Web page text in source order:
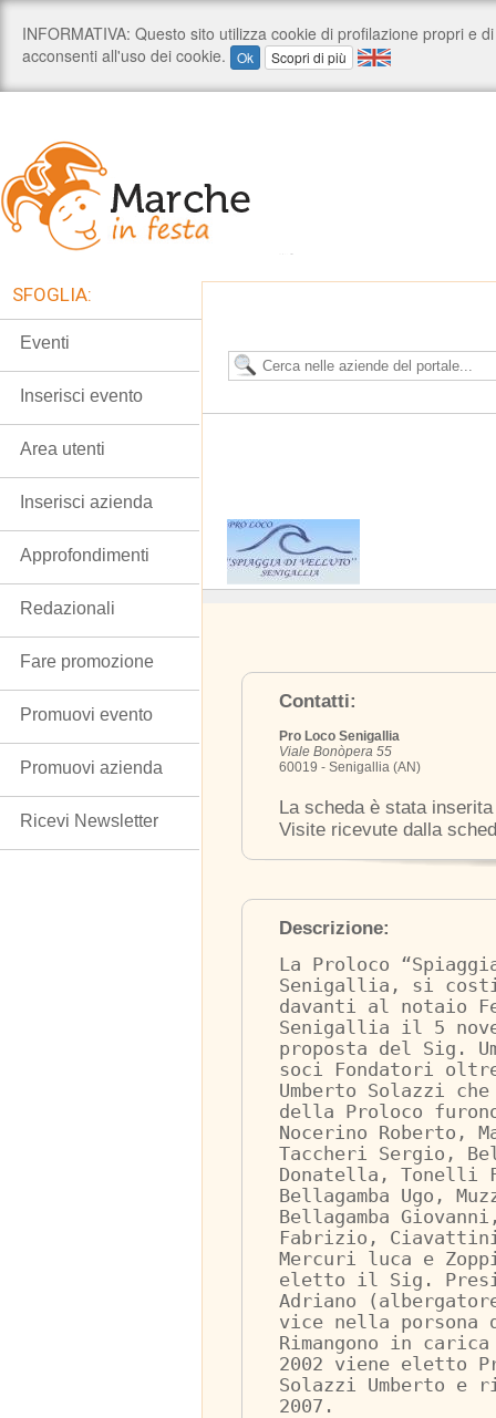
Contatti:
Pro Loco Senigallia
Viale Bonòpera 55
60019 - Senigallia (AN)
La scheda è stata
Visite ricevute dalla
Descrizione:
La Proloco
Senigallia, si
davanti al notaio
Senigallia il 5
proposta del Sig.
soci Fondatori
Umberto Solazzi
della Proloco
Nocerino Roberto,
Taccheri Sergio,
Donatella, Tonelli
Bellagamba Ugo,
Bellagamba
Fabrizio,
Mercuri luca e
eletto il Sig.
Adriano
vice nella porsona
Rimangono in
2002 viene eletto
Solazzi Umberto e
2007.
SFOGLIA:
Eventi
Inserisci evento
Area utenti
Inserisci azienda
Approfondimenti
Redazionali
Fare promozione
Promuovi evento
Promuovi azienda
Ricevi Newsletter